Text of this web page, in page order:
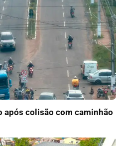
colisão com caminhão